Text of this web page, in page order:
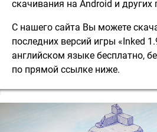
скачивания на Android и других
С нашего сайта Вы можете
последних версий игры «Inked
английском языке бесплатно,
по прямой ссылке ниже.